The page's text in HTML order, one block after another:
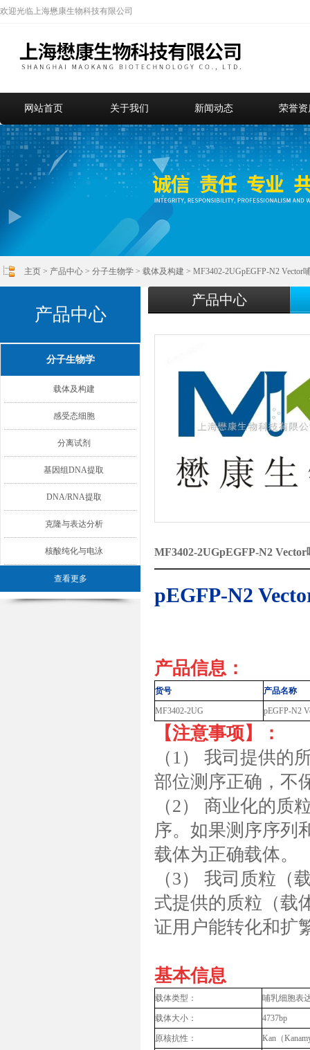
欢迎光临上海懋康生物科技有限公司
网站首页 关于我们 新闻动态 荣誉资
主页 > 产品中心 > 分子生物学 > 载体及构建 > MF3402-2UGpEGFP-N2 Vector
产品中心
分子生物学
载体及构建
感受态细胞
分离试剂
基因组DNA提取
DNA/RNA提取
克隆与表达分析
核酸纯化与电泳
查看更多
产品中心
MF3402-2UGpEGFP-N2
pEGFP-N2
产品信息：
货号 产品名称
MF3402-2UG pEGFP-N2
【注意事项】：
（1） 我司提供的
部位测序正确，不
（2） 商业化的质
序。如果测序序列
载体为正确载体。
（3） 我司质粒（
式提供的质粒（载
证用户能转化和扩
基本信息
载体类型： 哺乳细胞表
载体大小： 4737bp
原核抗性： Kan（